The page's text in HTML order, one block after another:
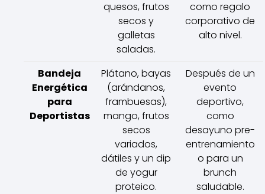
quesos, frutos
secos y
galletas
saladas.
como regalo
corporativo de
alto nivel.
Bandeja
Energética
para
Deportistas
Plátano, bayas
(arándanos,
frambuesas),
mango, frutos
secos
variados,
dátiles y un dip
de yogur
proteico.
Después de un
evento
deportivo,
como
desayuno pre-
entrenamiento
o para un
brunch
saludable.